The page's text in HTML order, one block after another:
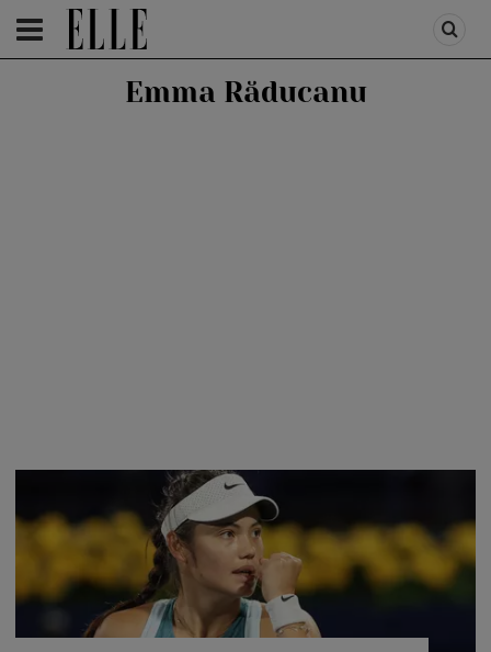
HOMEPAGE /PEOPLE
Emma Răducanu